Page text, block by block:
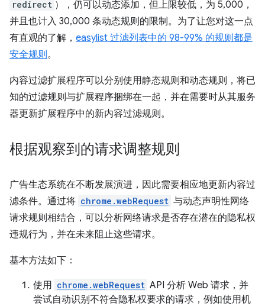
redirect ），仍可以动态添加，但上限较低，为 5,000，
并且也计入 30,000 条动态规则的限制。为了让您对这一点
有直观的了解， easylist 过滤列表中的 98-99% 的规则都是
安全规则。
内容过滤扩展程序可以分别使用静态规则和动态规则，将已
知的过滤规则与扩展程序捆绑在一起，并在需要时从其服务
器更新扩展程序中的新内容过滤规则。
根据观察到的请求调整规则
广告生态系统在不断发展演进，因此需要相应地更新内容过
滤条件。通过将 chrome.webRequest 与动态声明性网络
请求规则相结合，可以分析网络请求是否存在潜在的隐私权
违规行为，并在未来阻止这些请求。
基本方法如下：
使用 chrome.webRequest API 分析 Web 请求，并
尝试自动识别不符合隐私权要求的请求，例如使用机